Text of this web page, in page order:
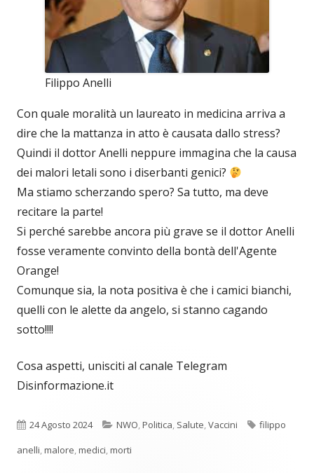
Filippo Anelli
Con quale moralità un laureato in medicina arriva a
dire che la mattanza in atto è causata dallo stress?
Quindi il dottor Anelli neppure immagina che la causa
dei malori letali sono i diserbanti genici?
Ma stiamo scherzando spero? Sa tutto, ma deve
recitare la parte!
Si perché sarebbe ancora più grave se il dottor Anelli
fosse veramente convinto della bontà dell'Agente
Orange!
Comunque sia, la nota positiva è che i camici bianchi,
quelli con le alette da angelo, si stanno cagando
sotto!!!!
Cosa aspetti, unisciti al canale Telegram
Disinformazione.it
Pubblicato
24 Agosto 2024 Categorie
NWO,Politica, Salute,Vaccini Tag
filippo
anelli,malore,medici,morti